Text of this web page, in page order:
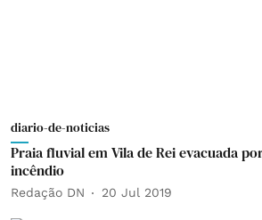
diario-de-noticias
Praia fluvial em Vila de Rei evacuada
incêndio
Redação DN 20 Jul 2019